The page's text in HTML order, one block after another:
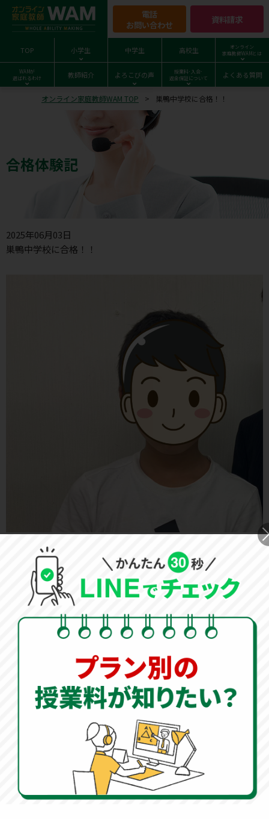
電話
お問い合わせ
資料請求
TOP 小学生 中学生 高校生
オンライン
家庭教師WAMとは
WAMが
選ばれるわけ
教師紹介 よろこびの声
授業料･入会･
返金保証について
よくある質問
オンライン家庭教師WAM TOP 巣鴨中学校に合格！！
合格体験記
2025年06月03日
巣鴨中学校に合格！！
合格体験記一覧へ戻る
＼入力はカンタン 30秒 ／
資料請求をする
料金を
知りたい
無料 無料体験
を予約